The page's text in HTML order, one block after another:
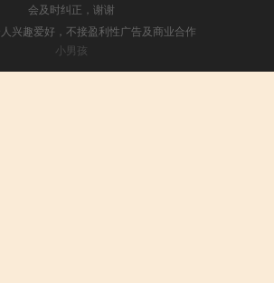
会及时纠正，谢谢
兴趣爱好，不接盈利性广告及商业合作
小男孩